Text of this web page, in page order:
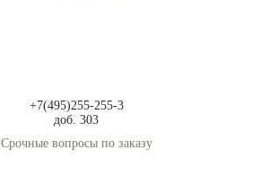
+7(495)255-255-3
доб. 303
Срочные вопросы по заказу